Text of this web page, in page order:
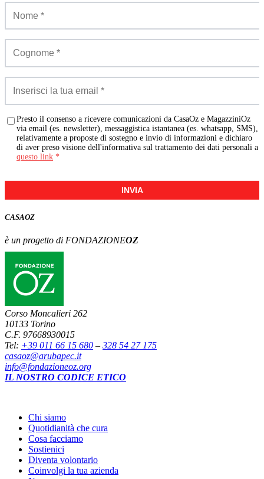
Presto il consenso a ricevere comunicazioni da CasaOz e MagazziniOz
via email (es. newsletter), messaggistica istantanea (es. whatsapp, SMS),
relativamente a proposte di sostegno e invio di informazioni e dichiaro
di aver preso visione dell'informativa sul trattamento dei dati personali a
questo link *
INVIA
CASAOZ
è un progetto di FONDAZIONEOZ
Corso Moncalieri 262
10133 Torino
C.F. 97668930015
Tel: +39 011 66 15 680 – 328 54 27 175
casaoz@arubapec.it
info@fondazioneoz.org
IL NOSTRO CODICE ETICO
Chi siamo
Quotidianità che cura
Cosa facciamo
Sostienici
Diventa volontario
Coinvolgi la tua azienda